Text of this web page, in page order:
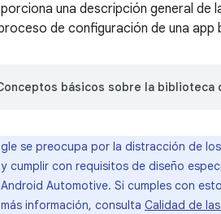
una descripción general
de configuración de una app
básicos sobre la biblioteca
se preocupa por la distracción de
cumplir con requisitos de diseño
Automotive. Si cumples con
información, consulta Calidad de